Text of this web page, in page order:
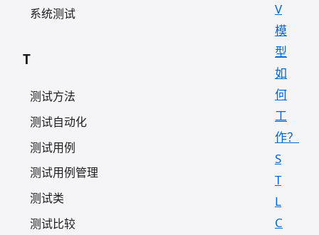
系统测试
T
测试方法
测试自动化
测试用例
测试用例管理
测试类
测试比较
V
模
型
如
何
工
作？
S
T
L
C